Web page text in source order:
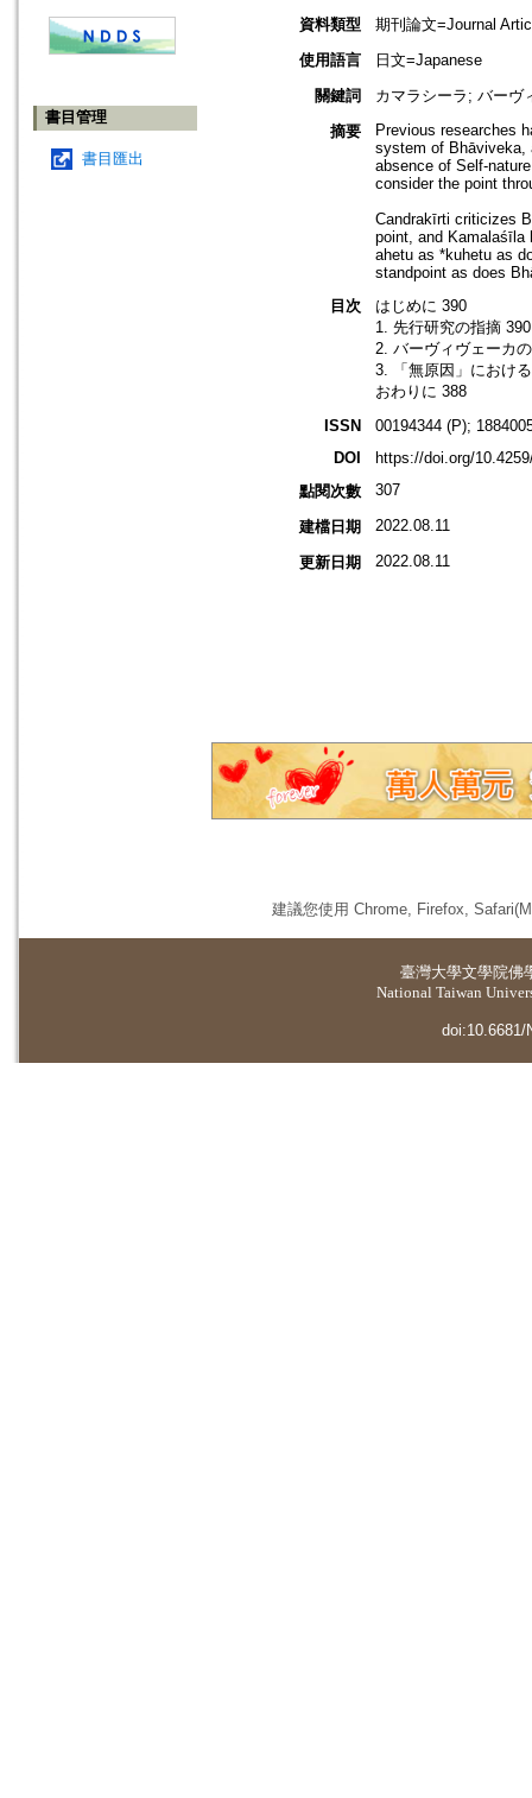
書目管理
書目匯出
資料類型
期刊論文=Journal
使用語言
日文=Japanese
關鍵詞
カマラシーラ; バーヴ
摘要
Previous researches
system of Bhāviveka,
absence of Self-
consider the point
Candrakīrti criticizes
point, and Kamalaśīla
ahetu as *kuhetu as
standpoint as does
目次
はじめに 390
1. 先行研究の指摘 390
2. バーヴィヴェーカ
3. 「無原因」におけ
おわりに 388
ISSN
00194344 (P);
DOI
https://doi.org/
點閱次數
307
建檔日期 2022.08.11
更新日期 2022.08.11
建議您使用 Chrome, Firefox,
臺灣大學文學院佛
National Taiwan
doi:10.6681/